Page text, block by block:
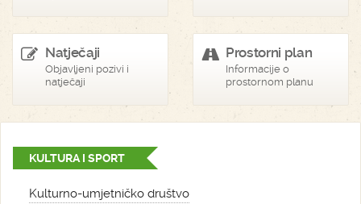
Natječaji
Objavljeni pozivi i
natječaji
Prostorni plan
Informacije o
prostornom planu
KULTURA I SPORT
Kulturno-umjetničko društvo